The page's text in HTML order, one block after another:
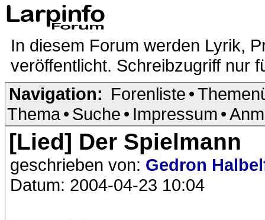
In diesem Forum werden Lyrik,
veröffentlicht. Schreibzugriff nur
Navigation: Forenliste •
Thema• Suche • Impressum •
[Lied] Der Spielmann
geschrieben von: Gedron
Datum: 2004-04-23 10:04